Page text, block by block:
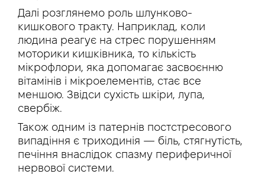
Далі розглянемо роль шлунково-
кишкового тракту. Наприклад, коли
людина реагує на стрес порушенням
моторики кишківника, то кількість
мікрофлори, яка допомагає засвоєнню
вітамінів і мікроелементів, стає все
меншою. Звідси сухість шкіри, лупа,
свербіж.
Також одним із патернів постстресового
випадіння є триходинія — біль, стягнутість,
печіння внаслідок спазму периферичної
нервової системи.